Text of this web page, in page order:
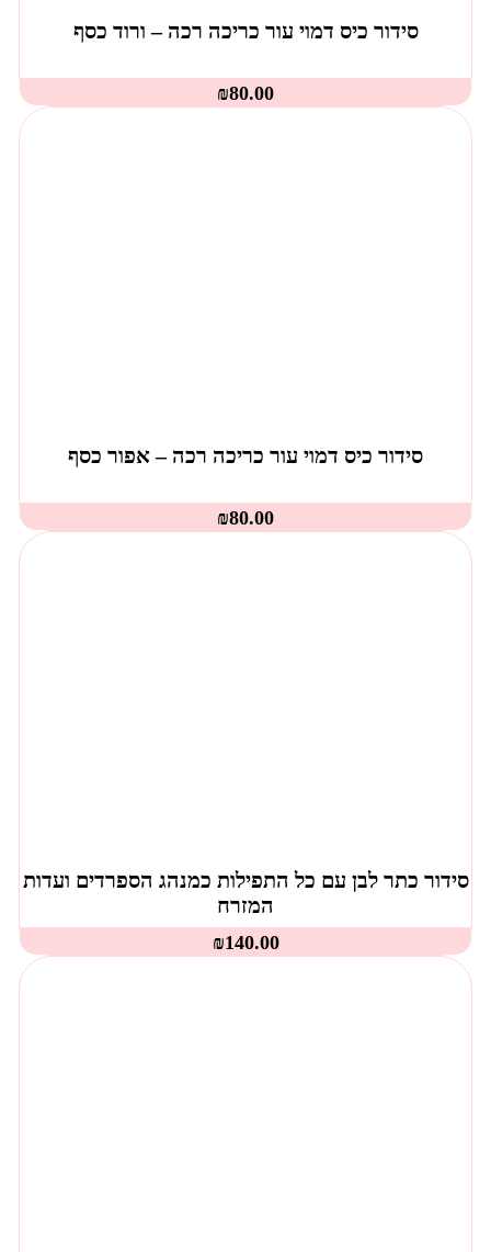
סידור כיס דמוי עור כריכה רכה – ורוד כסף
₪80.00
סידור כיס דמוי עור כריכה רכה – אפור כסף
₪80.00
סידור כתר לבן עם כל התפילות כמנהג הספרדים ועדות
המזרח
₪140.00